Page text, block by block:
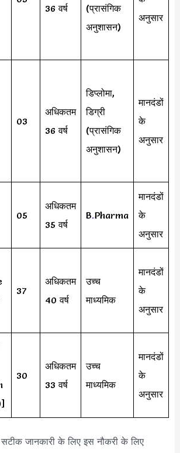
36 वर्ष
(प्रासंगिक
अनुशासन)
अनुसार
03
अधिकतम
36 वर्ष
डिप्लोमा,
डिग्री
(प्रासंगिक
अनुशासन)
मानदंडों
के
अनुसार
05
अधिकतम
35 वर्ष
B.Pharma
मानदंडों
के
अनुसार
37
अधिकतम
40 वर्ष
उच्च
माध्यमिक
मानदंडों
के
अनुसार
30
अधिकतम
33 वर्ष
उच्च
माध्यमिक
मानदंडों
के
अनुसार
जानकारी के लिए इस नौकरी के लिए